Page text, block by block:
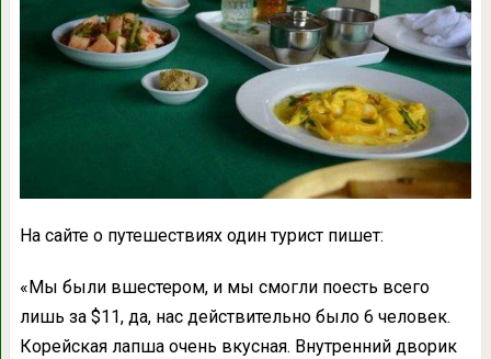
На сайте о путешествиях один турист пишет:
«Мы были вшестером, и мы смогли поесть всего
лишь за $11, да, нас действительно было 6 человек.
Корейская лапша очень вкусная. Внутренний дворик